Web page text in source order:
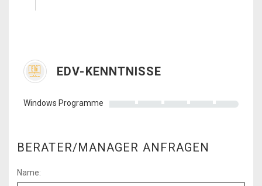
EDV-KENNTNISSE
Windows Programme
BERATER/MANAGER ANFRAGEN
Name: